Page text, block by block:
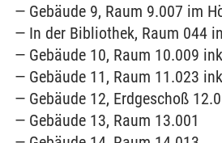
Gebäude 9, Raum 9.007 im
In der Bibliothek, Raum 044
Gebäude 10, Raum 10.009
Gebäude 11, Raum 11.023
Gebäude 12, Erdgeschoß
Gebäude 13, Raum 13.001